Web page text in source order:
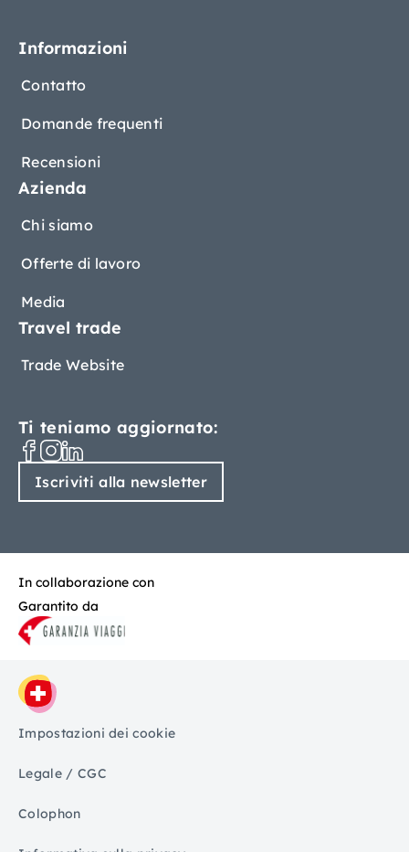
Informazioni
Contatto
Domande frequenti
Recensioni
Azienda
Chi siamo
Offerte di lavoro
Media
Travel trade
Trade Website
Ti teniamo aggiornato:
Iscriviti alla newsletter
In collaborazione con
Garantito da
Impostazioni dei cookie
Legale / CGC
Colophon